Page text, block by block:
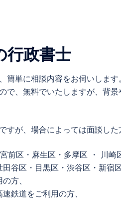
行政書士
簡単に相談内容をお伺いしま
で、無料でいたしますが、背
すが、場合によっては面談し
前区・麻生区・多摩区 ・ 川崎
谷区・目黒区・渋谷区・新宿区
方、
鉄道をご利用の方、